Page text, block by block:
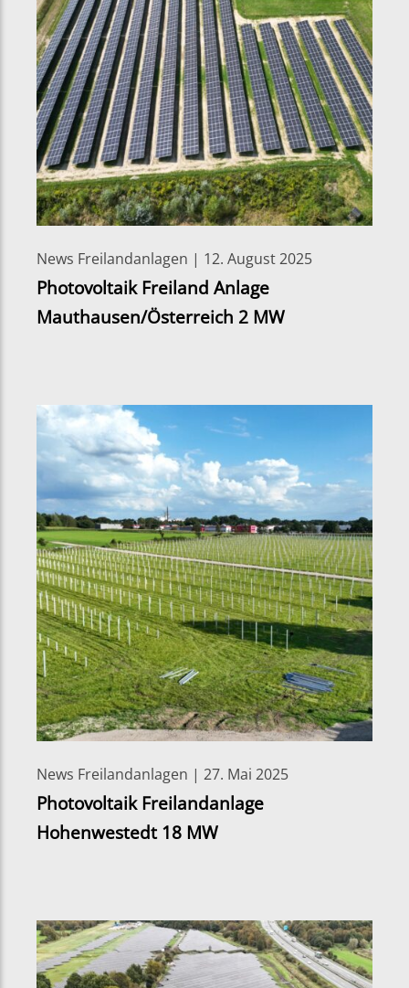
News Freilandanlagen | 12. August 2025
Photovoltaik Freiland Anlage
Mauthausen/Österreich 2 MW
News Freilandanlagen | 27. Mai 2025
Photovoltaik Freilandanlage
Hohenwestedt 18 MW